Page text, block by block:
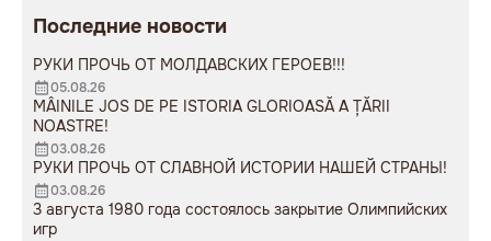
Последние новости
РУКИ ПРОЧЬ ОТ МОЛДАВСКИХ ГЕРОЕВ!!!
05.08.26
MÂINILE JOS DE PE ISTORIA GLORIOASĂ A ȚĂRII
NOASTRE!
03.08.26
РУКИ ПРОЧЬ ОТ СЛАВНОЙ ИСТОРИИ НАШЕЙ СТРАНЫ!
03.08.26
3 августа 1980 года состоялось закрытие Олимпийских
игр